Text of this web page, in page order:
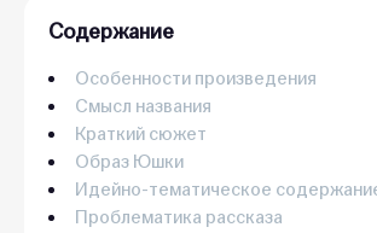
Содержание
Особенности произведения
Смысл названия
Краткий сюжет
Образ Юшки
Идейно-тематическое
Проблематика рассказа